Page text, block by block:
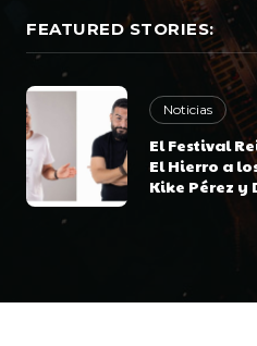
FEATURED STORIES:
Noticias
El Festival
El Hierro a
Kike Pérez y